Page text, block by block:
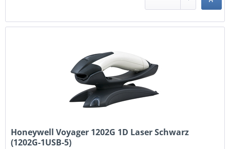
Honeywell Voyager 1202G 1D Laser Schwarz
(1202G-1USB-5)